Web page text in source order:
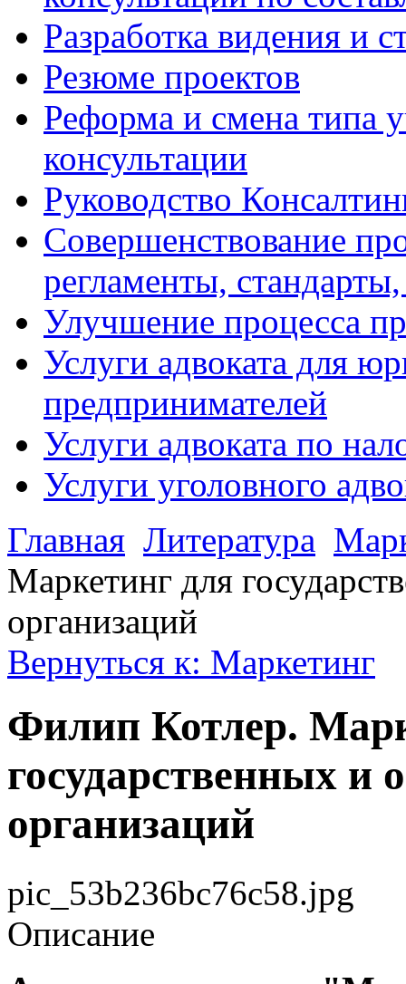
Разработка видения и
Резюме проектов
Реформа и смена типа
консультации
Руководство
Совершенствование
регламенты,
Улучшение процесса
Услуги адвоката для
предпринимателей
Услуги адвоката по
Услуги уголовного
Главная Литература
Маркетинг для
организаций
Вернуться к: Маркетинг
Филип Котлер.
государственных и
организаций
pic_53b236bc76c58.jpg
Описание